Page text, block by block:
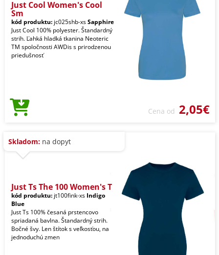
Just Cool Women's Cool
Sm
kód produktu: jc025shb-xsSapphire
Just Cool 100% polyester. Štandardný
strih. Ľahká hladká tkanina Neoteric
TM spoločnosti AWDis s prirodzenou
priedušnosť
Cena od 2,05€
Skladom: na dopyt
Just Ts The 100 Women's T
kód produktu: jt100fink-xs Indigo
Blue
Just Ts 100% česaná prstencovo
spriadaná bavlna. Štandardný strih.
Bočné švy. Len štítok s veľkosťou, na
jednoduchú zmen